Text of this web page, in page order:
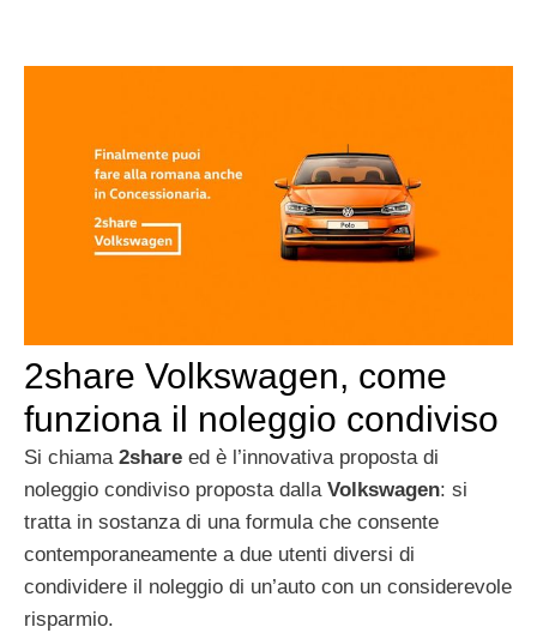
2share Volkswagen, come
funziona il noleggio condiviso
Si chiama 2share ed è l’innovativa proposta di
noleggio condiviso proposta dalla Volkswagen: si
tratta in sostanza di una formula che consente
contemporaneamente a due utenti diversi di
condividere il noleggio di un’auto con un considerevole
risparmio.